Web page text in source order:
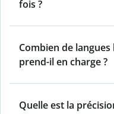
fois ?
Combien de
prend-il en charge ?
Quelle est la